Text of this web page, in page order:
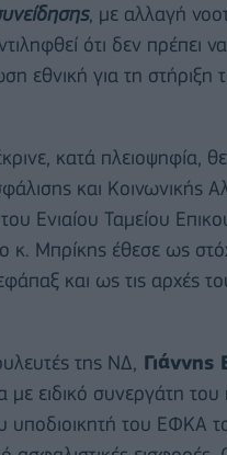
, με αλλαγή
ότι δεν πρέπει
εθνική για τη
κατά πλειοψηφία,
και Κοινωνικής
Ενιαίου Ταμείου
Μπρίκης έθεσε ως
και ως τις αρχές
της ΝΔ, Γιάννης
με ειδικό συνεργάτη
του ΕΦΚΑ